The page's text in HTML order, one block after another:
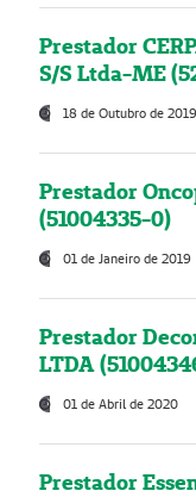
Prestador
S/S Ltda-ME
18 de Outubro de 2019
Prestador
(51004335-0)
01 de Janeiro de 2019
Prestador
LTDA
01 de Abril de 2020
Prestador